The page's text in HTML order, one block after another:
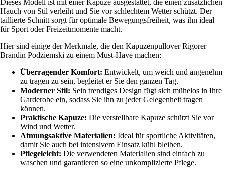
Dieses Modell ist mit einer Kapuze ausgestattet, die einen zusätzlichen
Hauch von Stil verleiht und Sie vor schlechtem Wetter schützt. Der
taillierte Schnitt sorgt für optimale Bewegungsfreiheit, was ihn ideal
für Sport oder Freizeitmomente macht.
Hier sind einige der Merkmale, die den Kapuzenpullover Rigorer
Brandin Podziemski zu einem Must-Have machen:
Überragender Komfort: Entwickelt, um weich und angenehm
zu tragen zu sein, begleitet er Sie den ganzen Tag.
Moderner Stil: Sein trendiges Design fügt sich mühelos in Ihre
Garderobe ein, sodass Sie ihn zu jeder Gelegenheit tragen
können.
Praktische Kapuze: Die verstellbare Kapuze schützt Sie vor
Wind und Wetter.
Atmungsaktive Materialien: Ideal für sportliche Aktivitäten,
damit Sie auch bei intensivem Einsatz kühl bleiben.
Pflegeleicht: Die verwendeten Materialien sind einfach zu
waschen und garantieren so eine unkomplizierte Pflege.